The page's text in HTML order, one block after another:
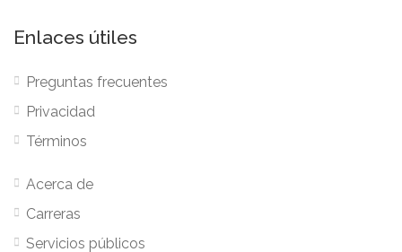
Enlaces útiles
Preguntas frecuentes
Privacidad
Términos
Acerca de
Carreras
Servicios públicos